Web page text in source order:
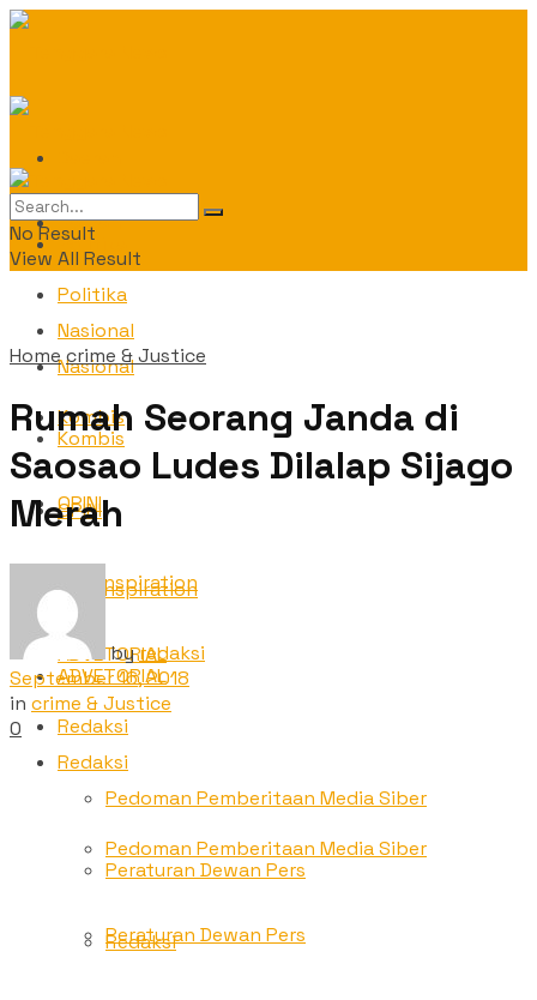
Politika
Nasional
Kombis
OPINI
TNC Inspiration
ADVETORIAL
Redaksi
Pedoman Pemberitaan Media Siber
Peraturan Dewan Pers
Daerah
Politika
Nasional
Kombis
OPINI
TNC Inspiration
ADVETORIAL
Redaksi
Pedoman Pemberitaan Media Siber
Peraturan Dewan Pers
Redaksi
No Result
View All Result
Homecrime & Justice
Rumah Seorang Janda di
Saosao Ludes Dilalap Sijago
Merah
byredaksi
September 16, 2018
in crime & Justice
0